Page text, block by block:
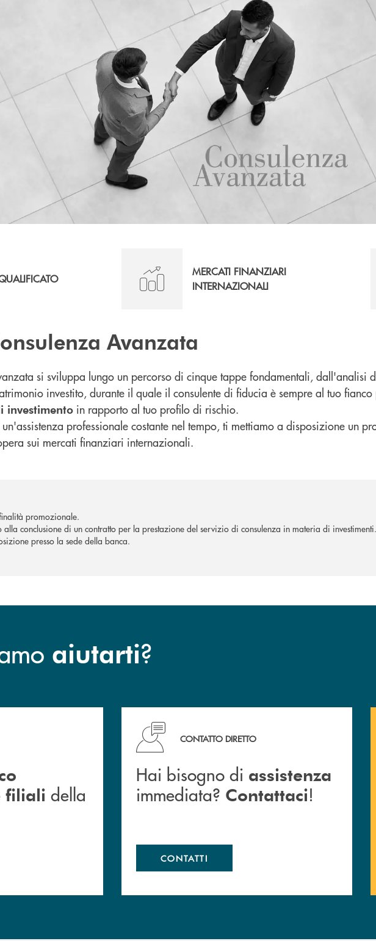
MERCATI FINANZIARI
INTERNAZIONALI
Avanzata
si sviluppa lungo un percorso di cinque tappe fondamentali, dall'analisi
investito, durante il quale il consulente di fiducia è sempre al tuo
investimento in rapporto al tuo profilo di rischio.
professionale costante nel tempo, ti mettiamo a disposizione un
sui mercati finanziari internazionali.
promozionale.
alla conclusione di un contratto per la prestazione del servizio di consulenza in materia di
presso la sede della banca.
aiutarti?
delle filiali della Cassa Rurale.
filiali della
Hai bisogno di assistenza immediata? Contattaci !
CONTATTO DIRETTO
Hai bisogno di assistenza
immediata? Contattaci!
CONTATTI